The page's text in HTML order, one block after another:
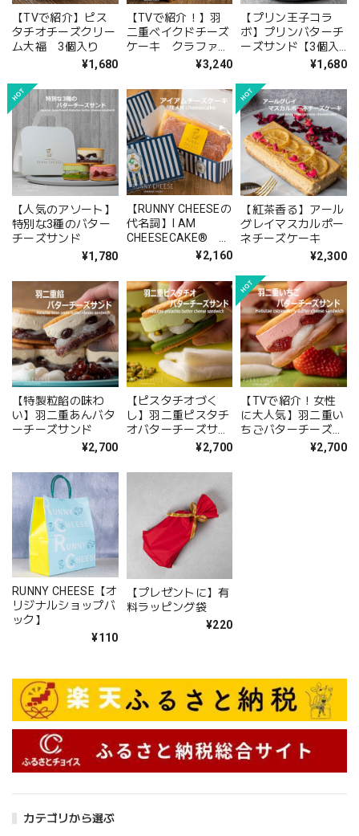
カテゴリから選ぶ
【TVで紹介】ピス
タチオチーズクリー
ム大福 3個入り
¥1,680
【TVで紹介！】羽
二重ベイクドチーズ
ケーキ クラファン
909%達成商品！¥3,240
【プリン王子コラ
ボ】プリンバターチ
ーズサンド【3個入
¥1,680
【人気のアソート】
特別な3種のバター
チーズサンド
¥1,780
【RUNNY CHEESEの
代名詞】I AM
CHEESECAKE®︎ ベ
イクドチーズケーキ
¥2,160
【紅茶香る】アール
グレイマスカルポー
ネチーズケーキ
¥2,300
【特製粒餡の味わ
い】羽二重あんバタ
ーチーズサンド
¥2,700
【ピスタチオづく
し】羽二重ピスタチ
オバターチーズサン
¥2,700
【TVで紹介！女性
に大人気】羽二重い
ちごバターチーズサ
¥2,700
RUNNY CHEESE【オ
リジナルショップバ
ック】
¥110
【プレゼントに】有
料ラッピング袋
¥220